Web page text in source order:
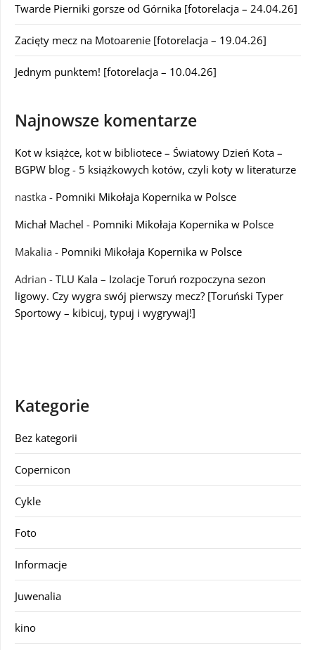
Twarde Pierniki gorsze od Górnika [fotorelacja – 24.04.26]
Zacięty mecz na Motoarenie [fotorelacja – 19.04.26]
Jednym punktem! [fotorelacja – 10.04.26]
Najnowsze komentarze
Kot w książce, kot w bibliotece – Światowy Dzień Kota –
BGPW blog - 5 książkowych kotów, czyli koty w literaturze
nastka - Pomniki Mikołaja Kopernika w Polsce
Michał Machel - Pomniki Mikołaja Kopernika w Polsce
Makalia - Pomniki Mikołaja Kopernika w Polsce
Adrian - TLU Kala – Izolacje Toruń rozpoczyna sezon
ligowy. Czy wygra swój pierwszy mecz? [Toruński Typer
Sportowy – kibicuj, typuj i wygrywaj!]
Kategorie
Bez kategorii
Copernicon
Cykle
Foto
Informacje
Juwenalia
kino